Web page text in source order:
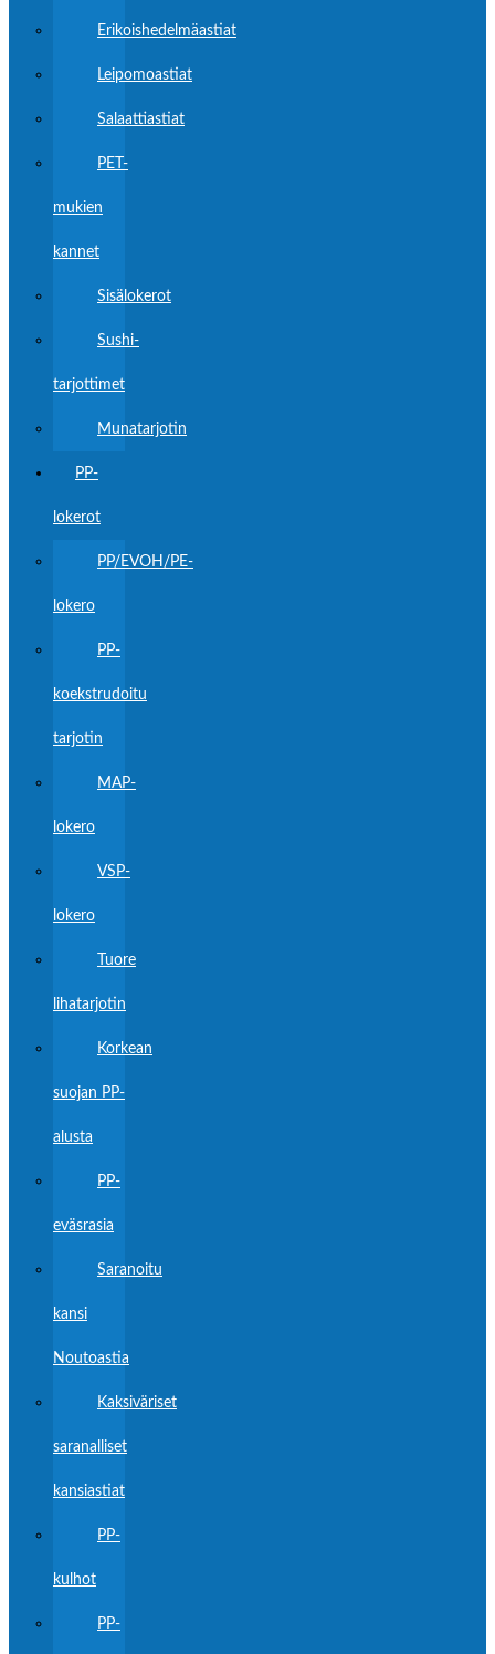
Erikoishedelmäastiat
Leipomoastiat
Salaattiastiat
PET-
mukien
kannet
Sisälokerot
Sushi-
tarjottimet
Munatarjotin
PP-
lokerot
PP/EVOH/PE-
lokero
PP-
koekstrudoitu
tarjotin
MAP-
lokero
VSP-
lokero
Tuore
lihatarjotin
Korkean
suojan PP-
alusta
PP-
eväsrasia
Saranoitu
kansi
Noutoastia
Kaksiväriset
saranalliset
kansiastiat
PP-
kulhot
PP-